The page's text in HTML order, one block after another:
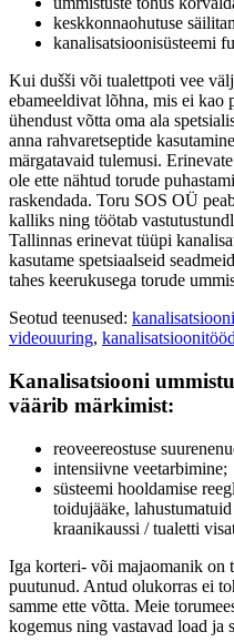
keskkonnaohutuse
kanalisatsioonisüsteemi
Kui dušši või tualettpoti vee
ebameeldivat lõhna, mis ei
ühendust võtta oma ala
anna rahvaretseptide
märgatavaid tulemusi.
ole ette nähtud torude
raskendada. Toru SOS OÜ
kalliks ning töötab
Tallinnas erinevat tüüpi
kasutame spetsiaalseid
tahes keerukusega torude
Seotud teenused:
videouuring, kanalisatsioonitööd
Kanalisatsiooni
väärib märkimist:
reoveereostuse
intensiivne veetarbimine;
süsteemi hooldamise
toidujääke,
kraanikaussi / tualetti
Iga korteri- või majaomanik on
puutunud. Antud olukorras ei
samme ette võtta. Meie
kogemus ning vastavad load ja